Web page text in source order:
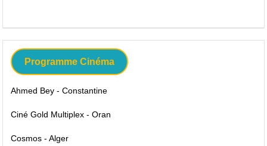
Programme Cinéma
Ahmed Bey - Constantine
Ciné Gold Multiplex - Oran
Cosmos - Alger